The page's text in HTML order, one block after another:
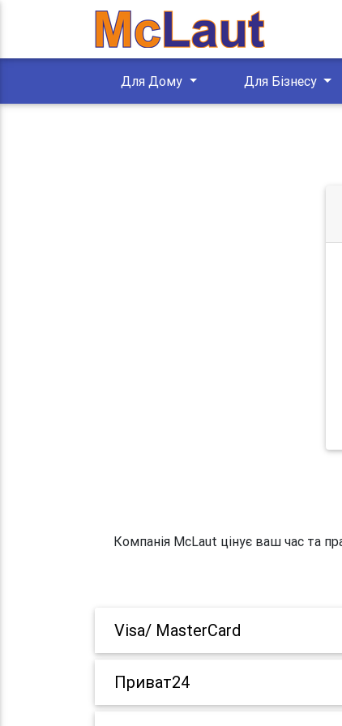
Для Дому Для Бізнесу
Компанія McLaut цінує ваш час та
Visa/ MasterCard
Приват24